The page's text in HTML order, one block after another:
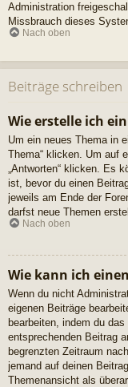
Administration
Missbrauch dieses
Nach oben
Beiträge schreiben
Wie erstelle ich
Um ein neues Thema in
Thema“ klicken. Um auf
„Antworten“ klicken. Es
ist, bevor du einen
jeweils am Ende der
darfst neue Themen
Nach oben
Wie kann ich
Wenn du nicht
eigenen Beiträge
bearbeiten, indem du
entsprechenden Beitrag
begrenzten Zeitraum
jemand auf deinen
Themenansicht als